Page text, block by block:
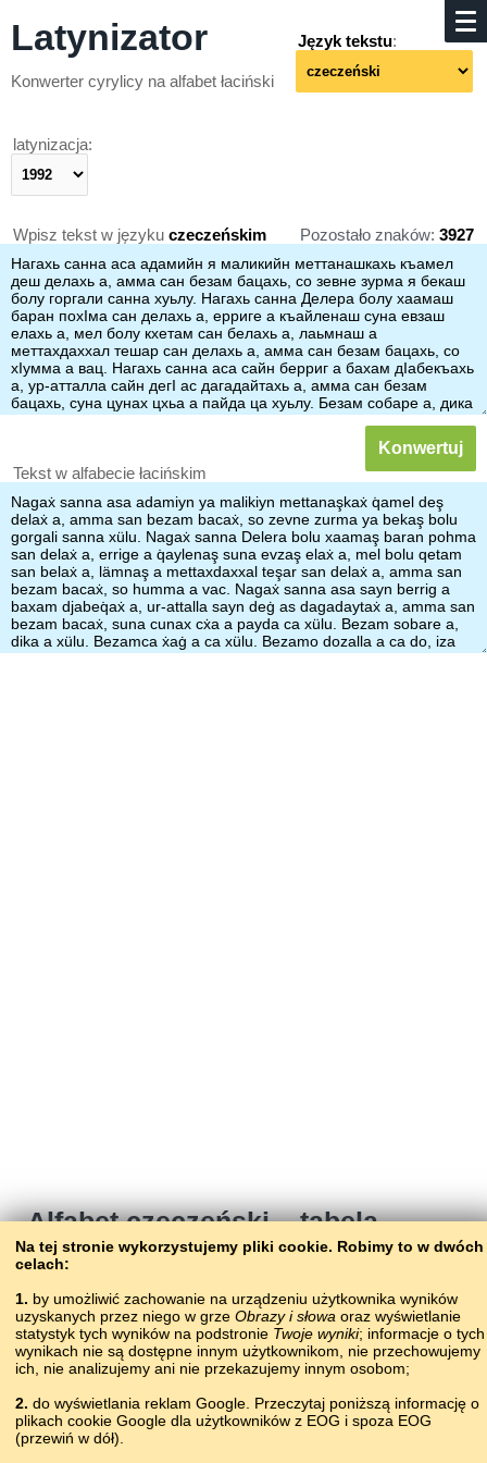
Latynizator
Konwerter cyrylicy na alfabet łaciński
Język tekstu:
latynizacja:
Wpisz tekst w języku czeczeńskim Pozostało znaków: 3927
Tekst w alfabecie łacińskim
Alfabet czeczeński – tabela
transliteracji
1
Copyright © 2015–2025 BALTOSLAV.
Na tej stronie wykorzystujemy pliki сookie. Robimy to w dwóch
celach:
1. by umożliwić zachowanie na urządzeniu użytkownika wyników
uzyskanych przez niego w grze Obrazy i słowa oraz wyświetlanie
statystyk tych wyników na podstronie Twoje wyniki; informacje o tych
wynikach nie są dostępne innym użytkownikom, nie przechowujemy
ich, nie analizujemy ani nie przekazujemy innym osobom;
2. do wyświetlania reklam Google. Przeczytaj poniższą informację o
plikach cookie Google dla użytkowników z EOG i spoza EOG
(przewiń w dół).